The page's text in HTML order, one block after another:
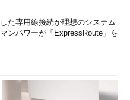
た専用線接続が理想のシステム
ンパワーが「ExpressRoute」を